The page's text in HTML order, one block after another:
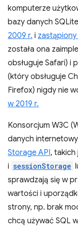
komputerze
bazy danych
2009 r. i
została ona
obsługuje Safari) i
(który obsługuje
Firefox) nigdy nie
w 2019 r.
Konsorcjum W3C
danych
Storage API, takich
i sessionStorage
sprawdzają się w
wartości i
strony, np. brak
chcą używać SQL